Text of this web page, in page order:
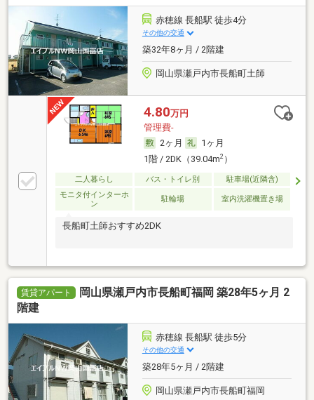
赤穂線 長船駅 徒歩4分
その他の交通
築32年8ヶ月 / 2階建
岡山県瀬戸内市長船町土師
4.80万円
管理費-
2ヶ月
1ヶ月
1階 / 2DK（39.04m2）
二人暮らし バス・トイレ別
駐車場(近隣含)
モニタ付インターホ
ン
駐輪場 室内洗濯機置き場
長船町土師おすすめ2DK
賃貸アパート
岡山県瀬戸内市長船町福岡 築28年5ヶ月 2
階建
赤穂線 長船駅 徒歩5分
その他の交通
築28年5ヶ月 / 2階建
岡山県瀬戸内市長船町福岡